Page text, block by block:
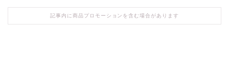
記事内に商品プロモーションを含む場合があります